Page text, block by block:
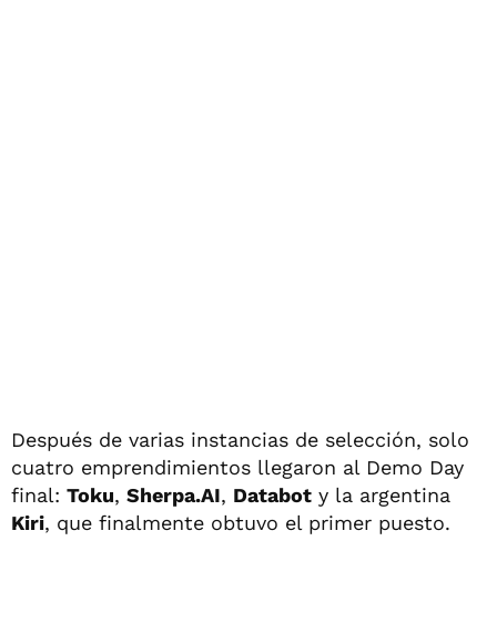
Después de varias instancias de selección, solo
cuatro emprendimientos llegaron al Demo Day
final: Toku, Sherpa.AI, Databot y la argentina
Kiri, que finalmente obtuvo el primer puesto.